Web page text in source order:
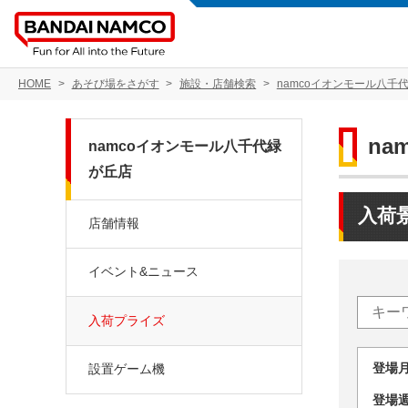
HOME あそび場をさがす 施設・店舗検索 namcoイオンモール八千
入荷
登
登
namcoイオンモール八千代緑
が丘店
店舗情報
イベント&ニュース
入荷プライズ
設置ゲーム機